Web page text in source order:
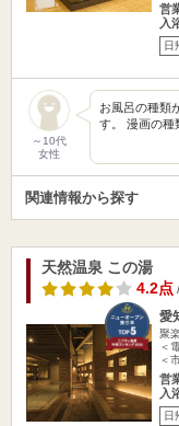
営
入
日
～10代
女性
お風呂の種類
す。 漫画の種
関連情報から探す
天然温泉 この湯
4.2点/
愛
聚
＜
＜
営
入
日